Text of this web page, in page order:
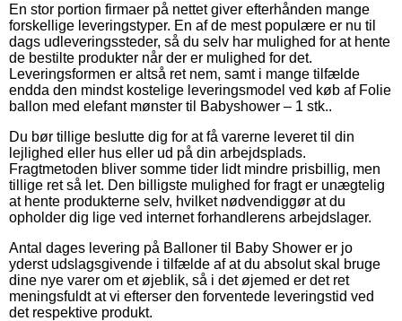
En stor portion firmaer på nettet giver efterhånden mange
forskellige leveringstyper. En af de mest populære er nu til
dags udleveringssteder, så du selv har mulighed for at hente
de bestilte produkter når der er mulighed for det.
Leveringsformen er altså ret nem, samt i mange tilfælde
endda den mindst kostelige leveringsmodel ved køb af Folie
ballon med elefant mønster til Babyshower – 1 stk..
Du bør tillige beslutte dig for at få varerne leveret til din
lejlighed eller hus eller ud på din arbejdsplads.
Fragtmetoden bliver somme tider lidt mindre prisbillig, men
tillige ret så let. Den billigste mulighed for fragt er unægtelig
at hente produkterne selv, hvilket nødvendiggør at du
opholder dig lige ved internet forhandlerens arbejdslager.
Antal dages levering på Balloner til Baby Shower er jo
yderst udslagsgivende i tilfælde af at du absolut skal bruge
dine nye varer om et øjeblik, så i det øjemed er det ret
meningsfuldt at vi efterser den forventede leveringstid ved
det respektive produkt.